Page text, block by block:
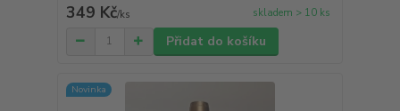
349 Kč/ks skladem > 10 ks
Přidat do košíku
Novinka